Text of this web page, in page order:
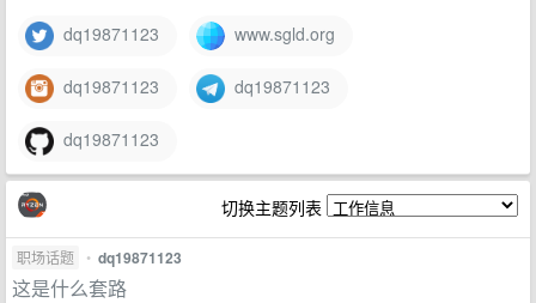
dq19871123 www.sgld.org
dq19871123 dq19871123
dq19871123
切换主题列表
职场话题 • dq19871123
这是什么套路